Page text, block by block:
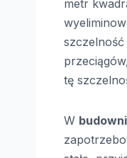
metr
tę
W